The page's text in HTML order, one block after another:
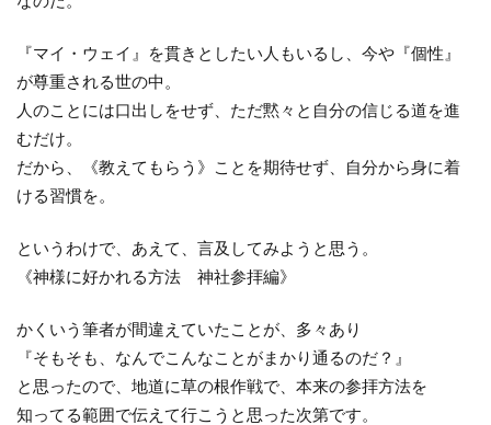
『マイ・ウェイ』を貫きとしたい人もいるし、今や『個性』
が尊重される世の中。
人のことには口出しをせず、ただ黙々と自分の信じる道を進
むだけ。
だから、《教えてもらう》ことを期待せず、自分から身に着
ける習慣を。
というわけで、あえて、言及してみようと思う。
《神様に好かれる方法 神社参拝編》
かくいう筆者が間違えていたことが、多々あり
『そもそも、なんでこんなことがまかり通るのだ？』
と思ったので、地道に草の根作戦で、本来の参拝方法を
知ってる範囲で伝えて行こうと思った次第です。